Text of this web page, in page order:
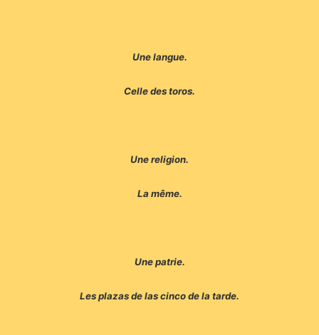
Une langue.
Celle des toros.
Une religion.
La même.
Une patrie.
Les plazas de las cinco de la tarde.